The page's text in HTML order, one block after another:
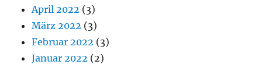
April 2022 (3)
März 2022 (3)
Februar 2022 (3)
Januar 2022 (2)